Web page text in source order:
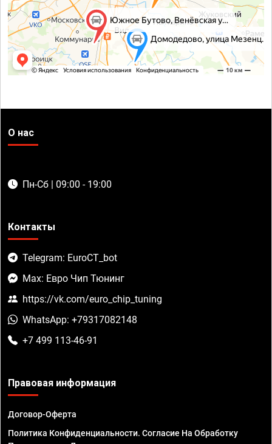
О нас
Пн-Сб | 09:00 - 19:00
Контакты
Telegram: EuroCT_bot
Max: Евро Чип Тюнинг
https://vk.com/euro_chip_tuning
WhatsApp: +79317082148
+7 499 113-46-91
Правовая информация
Договор-Оферта
Политика Конфиденциальности. Согласие На Обработку